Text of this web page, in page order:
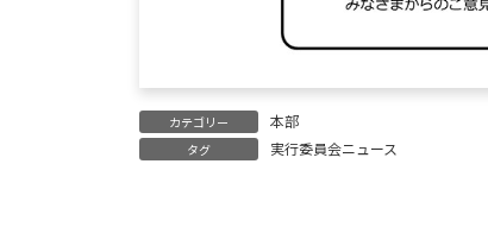
カテゴリー 本部
タグ 実行委員会ニュース